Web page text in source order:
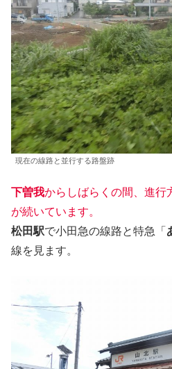
現在の線路と並行する路盤跡
下曽我からしばらくの間、進行
が続いています。
松田駅で小田急の線路と特急「
線を見ます。